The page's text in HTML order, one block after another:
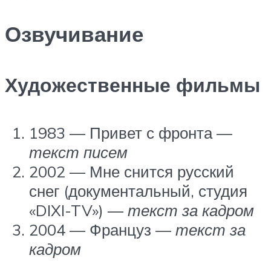
Озвучивание
Художественные фильмы
1983 — Привет с фронта —
текст писем
2002 — Мне снится русский
снег (документальный, студия
«DIXI-TV») — текст за кадром
2004 — Француз — текст за
кадром